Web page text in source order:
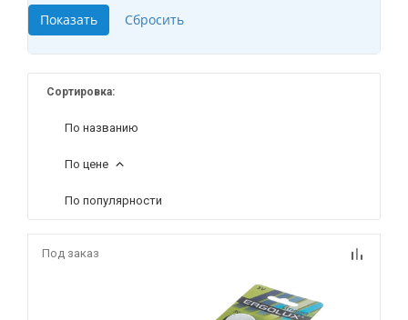
Сортировка:
По названию
По цене
По популярности
Под заказ